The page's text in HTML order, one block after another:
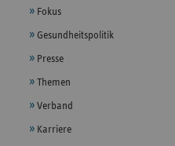
Fokus
Gesundheitspolitik
Presse
Themen
Verband
Karriere